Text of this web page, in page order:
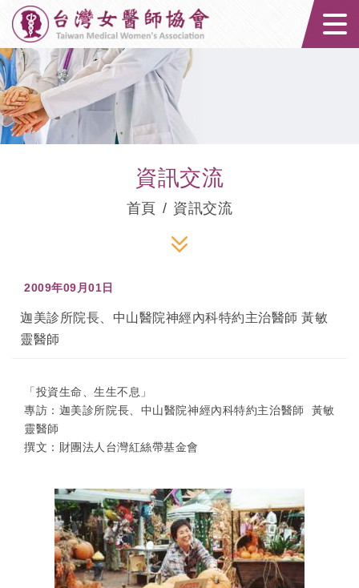
台灣女醫
資訊交流
首頁 資訊交流
2009年09月01日
迦美診所院長、中山醫院神經內科特約主治醫師 黃敏
靈醫師
「投資生命、生生不息」
專訪：迦美診所院長、中山醫院神經內科特約主治醫師 黃敏
靈醫師
撰文：財團法人台灣紅絲帶基金會